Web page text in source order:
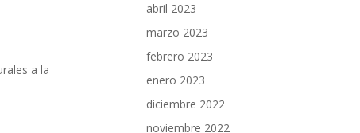
a la
abril 2023
marzo 2023
febrero 2023
enero 2023
diciembre 2022
noviembre 2022